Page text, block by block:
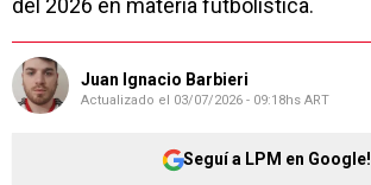
del 2026 en materia futbolística.
Juan Ignacio Barbieri
Actualizado el 03/07/2026 - 09:18hs ART
Seguí a LPM en Google!